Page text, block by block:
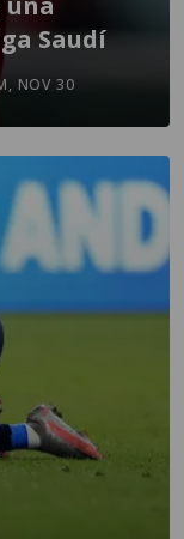
Saudí
NOV 30